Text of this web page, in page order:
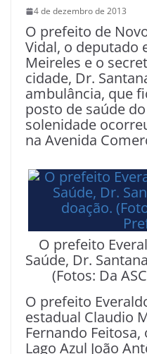
4 de dezembro de 2013
O prefeito de
Vidal, o deputado
Meireles e o
cidade, Dr.
ambulância, que
posto de saúde
solenidade
na Avenida
O prefeito
Saúde, Dr.
(Fotos: Da
O prefeito
estadual Claudio
Fernando
Lago Azul João